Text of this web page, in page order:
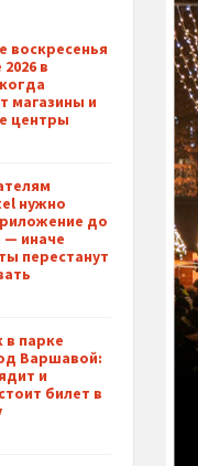
воскресенья
в
магазины и
центры
нужно
до
— иначе
перестанут
в парке
Варшавой:
и
билет в